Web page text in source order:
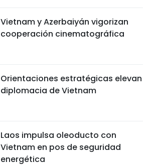
Vietnam y Azerbaiyán vigorizan
cooperación cinematográfica
Orientaciones estratégicas elevan
diplomacia de Vietnam
Laos impulsa oleoducto con
Vietnam en pos de seguridad
energética